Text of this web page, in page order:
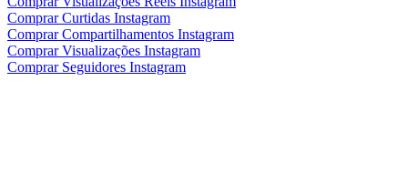
Comprar Curtidas Instagram
Comprar Compartilhamentos Instagram
Comprar Visualizações Instagram
Comprar Seguidores Instagram